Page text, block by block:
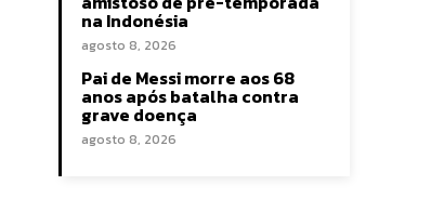
na Indonésia
agosto 8, 2026
Pai de Messi morre aos 68
anos após batalha contra
grave doença
agosto 8, 2026